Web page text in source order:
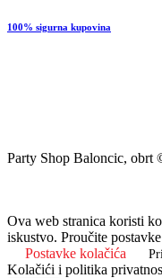
100% sigurna kupovina
Party Shop Baloncic, obrt
Ova web stranica koristi
iskustvo. Proučite
Postavke kolačića
Kolačići i politika